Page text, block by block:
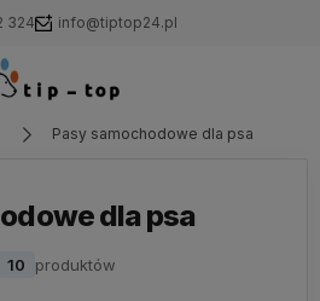
324 info@tiptop24.pl
Pasy samochodowe dla psa
dla psa
10 produktów